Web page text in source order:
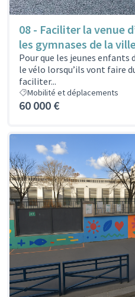
08 - Faciliter la venue
les gymnases de la
Pour que les jeunes
le vélo lorsqu’ils vont faire
faciliter...
Mobilité et déplacements
60 000 €